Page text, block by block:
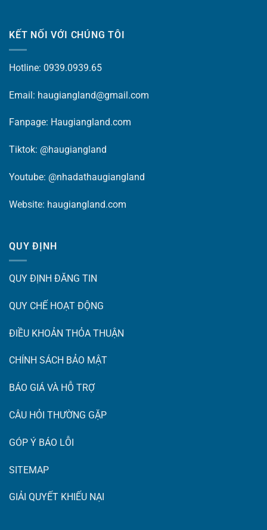
KẾT NỐI VỚI CHÚNG TÔI
Hotline: 0939.0939.65
Email: haugiangland@gmail.com
Fanpage: Haugiangland.com
Tiktok: @haugiangland
Youtube: @nhadathaugiangland
Website: haugiangland.com
QUY ĐỊNH
QUY ĐỊNH ĐĂNG TIN
QUY CHẾ HOẠT ĐỘNG
ĐIỀU KHOẢN THỎA THUẬN
CHÍNH SÁCH BẢO MẬT
BÁO GIÁ VÀ HỖ TRỢ
CÂU HỎI THƯỜNG GẶP
GÓP Ý BÁO LỖI
SITEMAP
GIẢI QUYẾT KHIẾU NẠI